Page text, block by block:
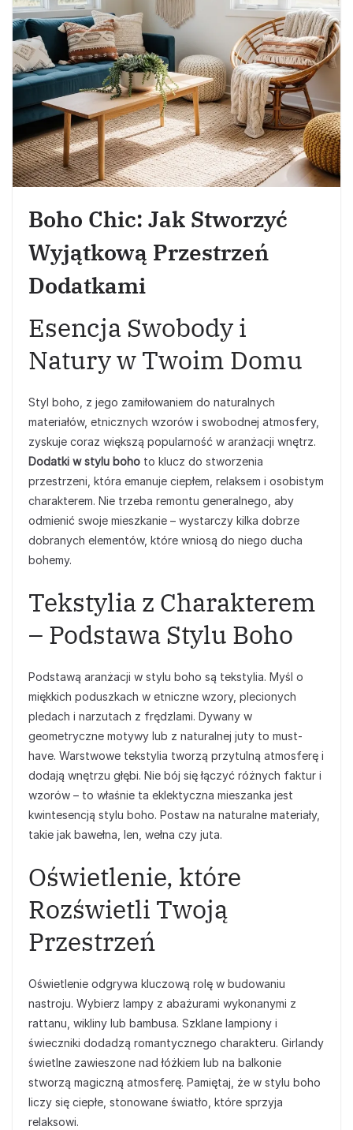
Boho Chic: Jak Stworzyć
Wyjątkową Przestrzeń
Dodatkami
Esencja Swobody i
Natury w Twoim Domu
Styl boho, z jego zamiłowaniem do naturalnych
materiałów, etnicznych wzorów i swobodnej atmosfery,
zyskuje coraz większą popularność w aranżacji wnętrz.
Dodatki w stylu boho to klucz do stworzenia
przestrzeni, która emanuje ciepłem, relaksem i osobistym
charakterem. Nie trzeba remontu generalnego, aby
odmienić swoje mieszkanie – wystarczy kilka dobrze
dobranych elementów, które wniosą do niego ducha
bohemy.
Tekstylia z Charakterem
– Podstawa Stylu Boho
Podstawą aranżacji w stylu boho są tekstylia. Myśl o
miękkich poduszkach w etniczne wzory, plecionych
pledach i narzutach z frędzlami. Dywany w
geometryczne motywy lub z naturalnej juty to must-
have. Warstwowe tekstylia tworzą przytulną atmosferę i
dodają wnętrzu głębi. Nie bój się łączyć różnych faktur i
wzorów – to właśnie ta eklektyczna mieszanka jest
kwintesencją stylu boho. Postaw na naturalne materiały,
takie jak bawełna, len, wełna czy juta.
Oświetlenie, które
Rozświetli Twoją
Przestrzeń
Oświetlenie odgrywa kluczową rolę w budowaniu
nastroju. Wybierz lampy z abażurami wykonanymi z
rattanu, wikliny lub bambusa. Szklane lampiony i
świeczniki dodadzą romantycznego charakteru. Girlandy
świetlne zawieszone nad łóżkiem lub na balkonie
stworzą magiczną atmosferę. Pamiętaj, że w stylu boho
liczy się ciepłe, stonowane światło, które sprzyja
relaksowi.